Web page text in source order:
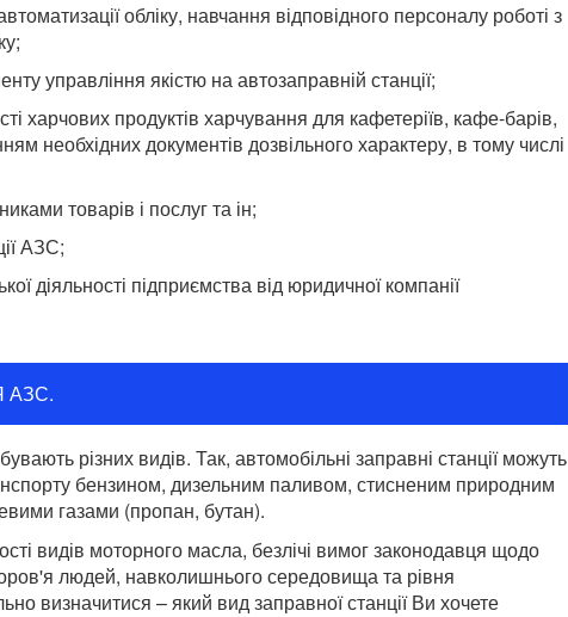
обліку, навчання відповідного персоналу роботі з
управління якістю на автозаправній станції;
харчових продуктів харчування для кафетеріїв, кафе-барів,
необхідних документів дозвільного характеру, в тому числі
товарів і послуг та ін;
АЗС;
діяльності підприємства від юридичної компанії
АЗС.
бувають різних видів. Так, автомобільні заправні станції можуть
бензином, дизельним паливом, стисненим природним
газами (пропан, бутан).
видів моторного масла, безлічі вимог законодавця щодо
людей, навколишнього середовища та рівня
визначитися – який вид заправної станції Ви хочете